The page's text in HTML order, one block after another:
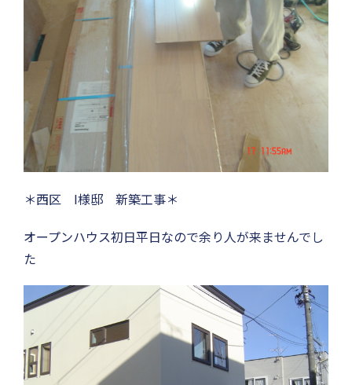
＊西区 I様邸 新築工事＊
オープンハウス初日平日なので余り人が来ませんでし
た